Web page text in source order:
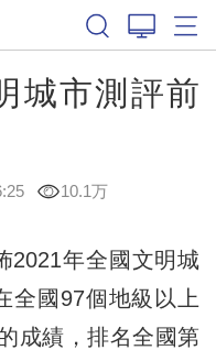
城市測評前
10.1万
年全國文明城
全國97個地級以上
成績，排名全國第